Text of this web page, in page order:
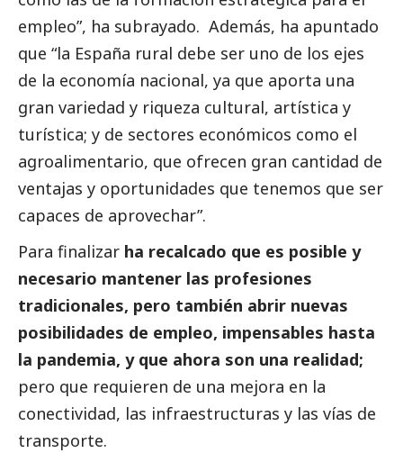
empleo”, ha subrayado. Además, ha apuntado
que “la España rural debe ser uno de los ejes
de la economía nacional, ya que aporta una
gran variedad y riqueza cultural, artística y
turística; y de sectores económicos como el
agroalimentario, que ofrecen gran cantidad de
ventajas y oportunidades que tenemos que ser
capaces de aprovechar”.
Para finalizar ha recalcado que es posible y
necesario mantener las profesiones
tradicionales, pero también abrir nuevas
posibilidades de empleo, impensables hasta
la pandemia, y que ahora son una realidad;
pero que requieren de una mejora en la
conectividad, las infraestructuras y las vías de
transporte.